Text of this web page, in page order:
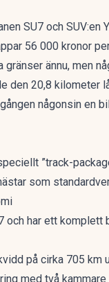
SU7 och SUV:en
56 000 kronor
ännu, men
den 20,8 kilometer
någonsin en
”track-
som
och har ett
på cirka 705 km
med två